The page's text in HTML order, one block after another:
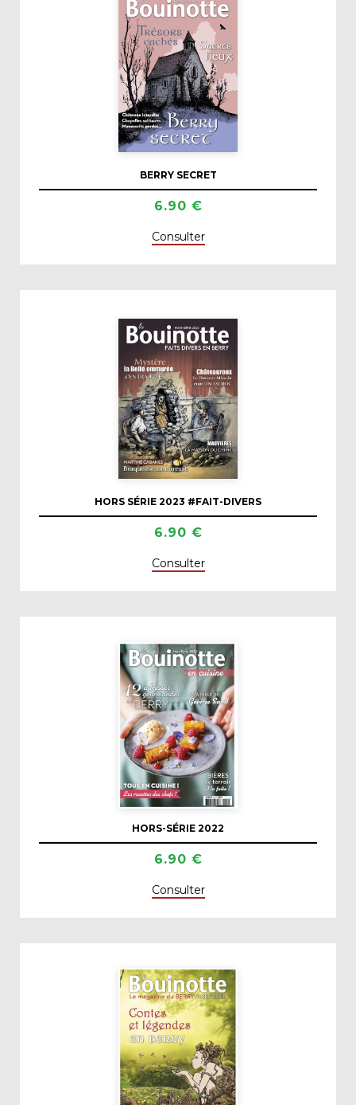
BERRY SECRET
6.90 €
Consulter
HORS SÉRIE 2023 #FAIT-DIVERS
6.90 €
Consulter
HORS-SÉRIE 2022
6.90 €
Consulter